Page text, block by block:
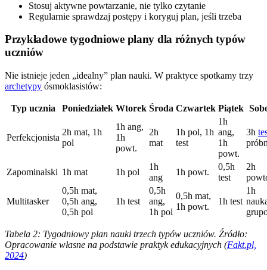
Stosuj aktywne powtarzanie, nie tylko czytanie
Regularnie sprawdzaj postępy i koryguj plan, jeśli trzeba
Przykładowe tygodniowe plany dla różnych typów
uczniów
Nie istnieje jeden „idealny” plan nauki. W praktyce spotkamy trzy
archetypy ósmoklasistów:
Typ ucznia Poniedziałek Wtorek Środa Czwartek Piątek
Perfekcjonista
2h mat, 1h
pol
1h ang,
1h
powt.
2h
mat
1h pol, 1h
test
1h
ang,
1h
powt.
3h
Zapominalski 1h mat 1h pol
1h
ang
1h powt.
0,5h
test
2h
Multitasker
0,5h mat,
0,5h ang,
0,5h pol
1h test
0,5h
ang,
1h pol
0,5h mat,
1h powt.
1h test
1h
Tabela 2: Tygodniowy plan nauki trzech typów uczniów. Źródło:
Opracowanie własne na podstawie praktyk edukacyjnych (Fakt.pl,
2024)